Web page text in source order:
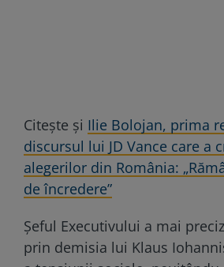
Citește și Ilie Bolojan, prima
discursul lui JD Vance care a
alegerilor din România:
de încredere”
Șeful Executivului a mai
prin demisia lui Klaus